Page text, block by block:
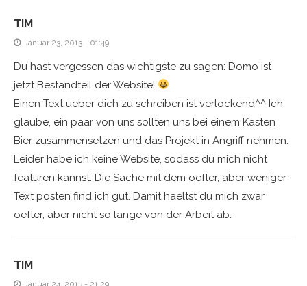
TIM
Januar 23, 2013 - 01:49
Du hast vergessen das wichtigste zu sagen: Domo ist
jetzt Bestandteil der Website!
Einen Text ueber dich zu schreiben ist verlockend^^ Ich
glaube, ein paar von uns sollten uns bei einem Kasten
Bier zusammensetzen und das Projekt in Angriff nehmen.
Leider habe ich keine Website, sodass du mich nicht
featuren kannst. Die Sache mit dem oefter, aber weniger
Text posten find ich gut. Damit haeltst du mich zwar
oefter, aber nicht so lange von der Arbeit ab.
TIM
Januar 24, 2013 - 21:29